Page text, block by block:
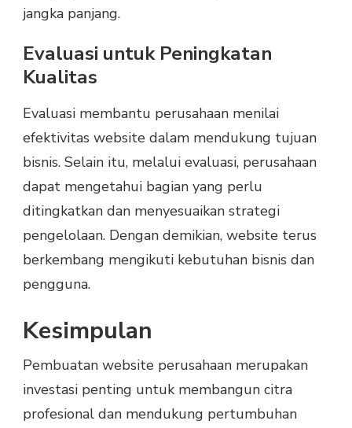
jangka panjang.
Evaluasi untuk Peningkatan
Kualitas
Evaluasi membantu perusahaan menilai
efektivitas website dalam mendukung tujuan
bisnis. Selain itu, melalui evaluasi, perusahaan
dapat mengetahui bagian yang perlu
ditingkatkan dan menyesuaikan strategi
pengelolaan. Dengan demikian, website terus
berkembang mengikuti kebutuhan bisnis dan
pengguna.
Kesimpulan
Pembuatan website perusahaan merupakan
investasi penting untuk membangun citra
profesional dan mendukung pertumbuhan